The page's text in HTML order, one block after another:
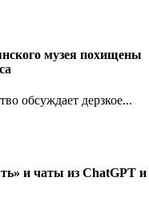
музея похищены
обсуждает дерзкое...
и чаты из ChatGPT и